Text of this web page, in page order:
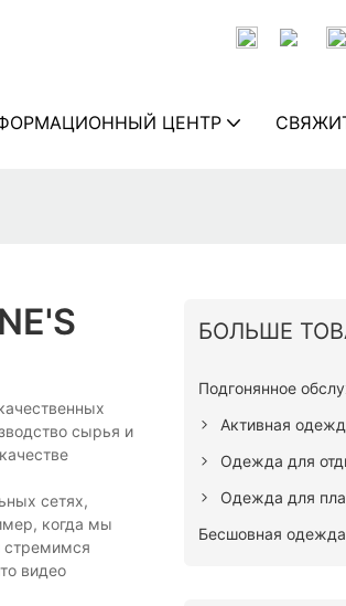
ЦЕНТР
сырья и
сетях,
когда мы
стремимся
видео
БОЛЬШЕ
Подгонянное
Активная
Одежда для
Одежда для
Бесшовная одежда